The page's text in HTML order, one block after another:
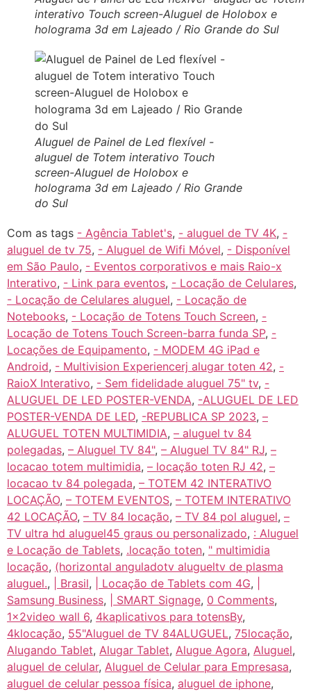
interativo Touch screen-Aluguel de Holobox e
holograma 3d em Lajeado / Rio Grande do Sul
Aluguel de Painel de Led flexível -
aluguel de Totem interativo Touch
screen-Aluguel de Holobox e
holograma 3d em Lajeado / Rio Grande
do Sul
Com as tags - Agência Tablet's, - aluguel de TV 4K, -
aluguel de tv 75, - Aluguel de Wifi Móvel, - Disponível
em São Paulo, - Eventos corporativos e mais Raio-x
Interativo, - Link para eventos, - Locação de Celulares,
- Locação de Celulares aluguel, - Locação de
Notebooks, - Locação de Totens Touch Screen, -
Locação de Totens Touch Screen-barra funda SP, -
Locações de Equipamento, - MODEM 4G iPad e
Android, - Multivision Experiencerj alugar toten 42, -
RaioX Interativo, - Sem fidelidade aluguel 75" tv, -
ALUGUEL DE LED POSTER-VENDA, -ALUGUEL DE LED
POSTER-VENDA DE LED, -REPUBLICA SP 2023, –
ALUGUEL TOTEN MULTIMIDIA, – aluguel tv 84
polegadas, – Aluguel TV 84", – Aluguel TV 84" RJ, –
locacao totem multimidia, – locação toten RJ 42, –
locacao tv 84 polegada, – TOTEM 42 INTERATIVO
LOCAÇÃO, – TOTEM EVENTOS, – TOTEM INTERATIVO
42 LOCAÇÃO, – TV 84 locação, – TV 84 pol aluguel, –
TV ultra hd aluguel45 graus ou personalizado, : Aluguel
e Locação de Tablets, .locação toten, " multimidia
locação, (horizontal anguladotv alugueltv de plasma
aluguel., | Brasil, | Locação de Tablets com 4G,
Samsung Business, | SMART Signage, 0 Comments,
1x2video wall 6, 4kaplicativos para totensBy,
4klocação, 55"Aluguel de TV 84ALUGUEL, 75locação,
Alugando Tablet, Alugar Tablet, Alugue Agora, Aluguel,
aluguel de celular, Aluguel de Celular para Empresasa,
aluguel de celular pessoa física, aluguel de iphone,